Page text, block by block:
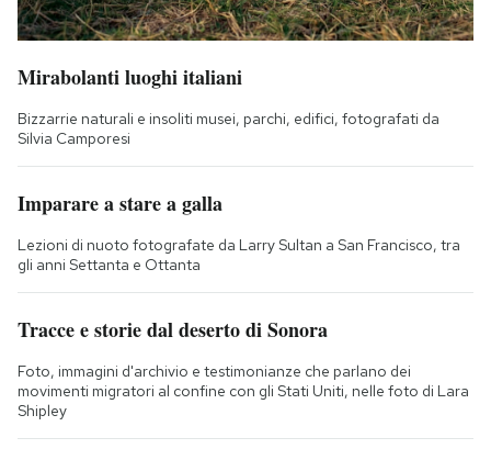
Mirabolanti luoghi italiani
Bizzarrie naturali e insoliti musei, parchi, edifici, fotografati da
Silvia Camporesi
Imparare a stare a galla
Lezioni di nuoto fotografate da Larry Sultan a San Francisco, tra
gli anni Settanta e Ottanta
Tracce e storie dal deserto di Sonora
Foto, immagini d'archivio e testimonianze che parlano dei
movimenti migratori al confine con gli Stati Uniti, nelle foto di Lara
Shipley